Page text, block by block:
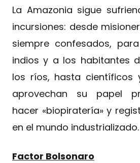
La Amazonia sigue
incursiones: desde
siempre confesados,
indios y a los habitantes
los ríos, hasta científicos
aprovechan su papel
hacer «biopiratería» y
en el mundo industrializado.
Factor Bolsonaro